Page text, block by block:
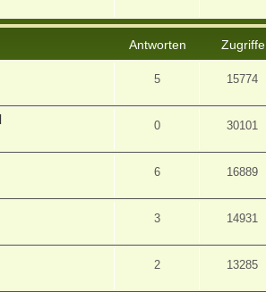
Antworten Zugriffe
5 15774
0 30101
6 16889
3 14931
2 13285